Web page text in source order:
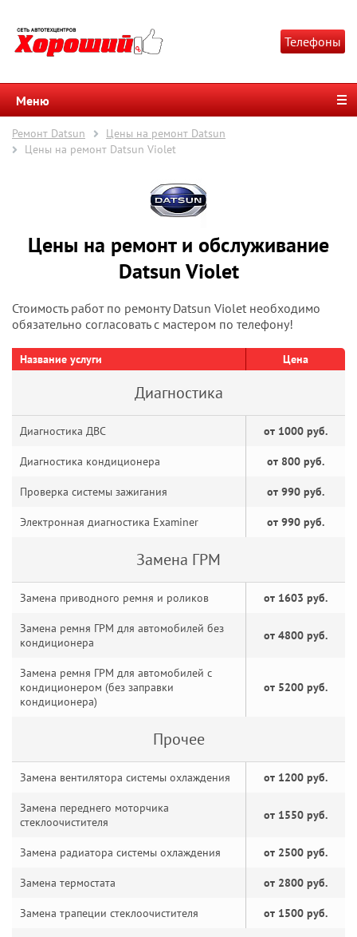
Телефоны
Меню
Ремонт Datsun
Цены на ремонт Datsun
Цены на ремонт Datsun Violet
Цены на ремонт и обслуживание
Datsun Violet
Стоимость работ по ремонту Datsun Violet необходимо
обязательно согласовать с мастером по телефону!
Название услуги Цена
Диагностика
Диагностика ДВС от 1000 руб.
Диагностика кондиционера от 800 руб.
Проверка системы зажигания от 990 руб.
Электронная диагностика Examiner от 990 руб.
Замена ГРМ
Замена приводного ремня и роликов от 1603 руб.
Замена ремня ГРМ для автомобилей без
кондиционера
от 4800 руб.
Замена ремня ГРМ для автомобилей с
кондиционером (без заправки
кондиционера)
от 5200 руб.
Прочее
Замена вентилятора системы охлаждения от 1200 руб.
Замена переднего моторчика
стеклоочистителя
от 1550 руб.
Замена радиатора системы охлаждения от 2500 руб.
Замена термостата от 2800 руб.
Замена трапеции стеклоочистителя от 1500 руб.